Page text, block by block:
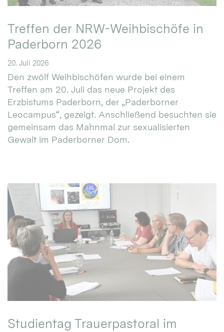
Treffen der NRW-Weihbischöfe in
Paderborn 2026
20. Juli 2026
Den zwölf Weihbischöfen wurde bei einem
Treffen am 20. Juli das neue Projekt des
Erzbistums Paderborn, der „Paderborner
Leocampus“, gezeigt. Anschließend besuchten sie
gemeinsam das Mahnmal zur sexualisierten
Gewalt im Paderborner Dom.
Studientag Trauerpastoral im